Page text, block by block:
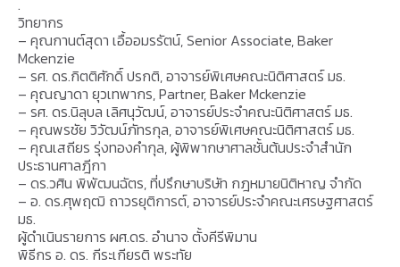
.
วิทยากร
– คุณกานต์สุดา เอื้ออมรรัตน์, Senior Associate, Baker
Mckenzie
– รศ. ดร.กิตติศักดิ์ ปรกติ, อาจารย์พิเศษคณะนิติศาสตร์ มธ.
– คุณญาดา ยุวเทพากร, Partner, Baker Mckenzie
– รศ. ดร.นิลุบล เลิศนุวัฒน์, อาจารย์ประจำคณะนิติศาสตร์ มธ.
– คุณพรชัย วิวัฒน์ภัทรกุล, อาจารย์พิเศษคณะนิติศาสตร์ มธ.
– คุณเสถียร รุ่งทองคำกุล, ผู้พิพากษาศาลชั้นต้นประจำสำนัก
ประธานศาลฎีกา
– ดร.วศิน พิพัฒนฉัตร, ที่ปรึกษาบริษัท กฎหมายนิติหาญ จำกัด
– อ. ดร.ศุพฤฒิ ถาวรยุติการต์, อาจารย์ประจำคณะเศรษฐศาสตร์
มธ.
ผู้ดำเนินรายการ ผศ.ดร. อำนาจ ตั้งคีรีพิมาน
พิธีกร อ. ดร. กีระเกียรติ พระทัย